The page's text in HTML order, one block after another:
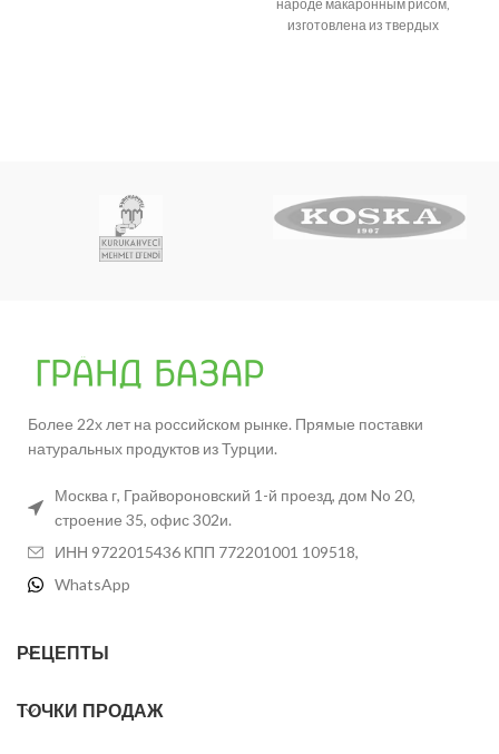
народе макаронным рисом,
изготовлена из твердых
Более 22х лет на российском рынке. Прямые поставки
натуральных продуктов из Турции.
Москва г, Грайвороновский 1-й проезд, дом No 20,
строение 35, офис 302и.
ИНН 9722015436 КПП 772201001 109518,
WhatsApp
РЕЦЕПТЫ
ТОЧКИ ПРОДАЖ